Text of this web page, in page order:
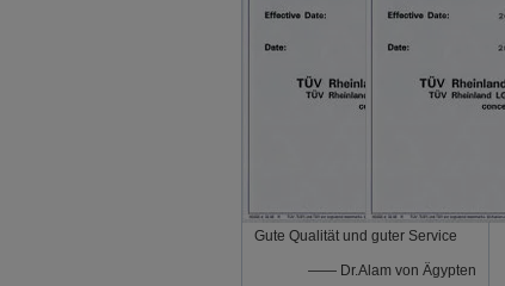
Gute Qualität und guter Service
—— Dr.Alam von Ägypten